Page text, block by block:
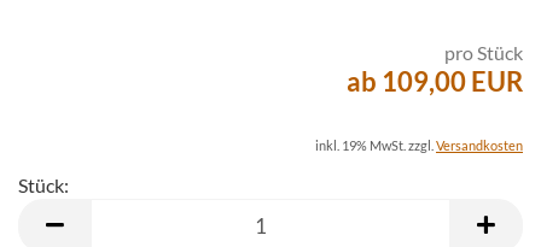
pro Stück
ab 109,00 EUR
inkl. 19% MwSt. zzgl. Versandkosten
Stück: